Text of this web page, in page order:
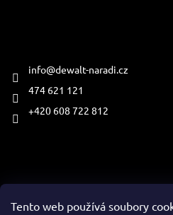
Tento web používá soubory
info@dewalt-naradi.cz
474 621 121
+420 608 722 812